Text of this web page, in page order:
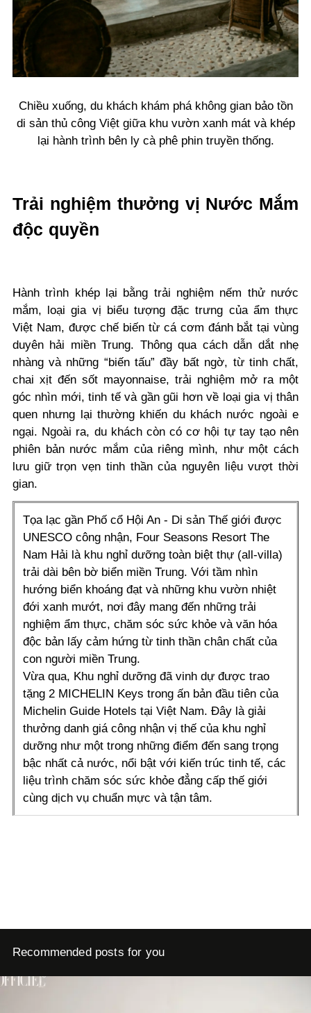
Chiều xuống, du khách khám phá không gian bảo tồn
di sản thủ công Việt giữa khu vườn xanh mát và khép
lại hành trình bên ly cà phê phin truyền thống.
Trải nghiệm thưởng vị Nước Mắm
độc quyền
Hành trình khép lại bằng trải nghiệm nếm thử nước
mắm, loại gia vị biểu tượng đặc trưng của ẩm thực
Việt Nam, được chế biến từ cá cơm đánh bắt tại vùng
duyên hải miền Trung. Thông qua cách dẫn dắt nhẹ
nhàng và những “biến tấu” đầy bất ngờ, từ tinh chất,
chai xịt đến sốt mayonnaise, trải nghiệm mở ra một
góc nhìn mới, tinh tế và gần gũi hơn về loại gia vị thân
quen nhưng lại thường khiến du khách nước ngoài e
ngại. Ngoài ra, du khách còn có cơ hội tự tay tạo nên
phiên bản nước mắm của riêng mình, như một cách
lưu giữ trọn vẹn tinh thần của nguyên liệu vượt thời
gian.
Tọa lạc gần Phố cổ Hội An - Di sản Thế giới được
UNESCO công nhận, Four Seasons Resort The
Nam Hải là khu nghỉ dưỡng toàn biệt thự (all-villa)
trải dài bên bờ biển miền Trung. Với tầm nhìn
hướng biển khoáng đạt và những khu vườn nhiệt
đới xanh mướt, nơi đây mang đến những trải
nghiệm ẩm thực, chăm sóc sức khỏe và văn hóa
độc bản lấy cảm hứng từ tinh thần chân chất của
con người miền Trung.
Vừa qua, Khu nghỉ dưỡng đã vinh dự được trao
tặng 2 MICHELIN Keys trong ấn bản đầu tiên của
Michelin Guide Hotels tại Việt Nam. Đây là giải
thưởng danh giá công nhận vị thế của khu nghỉ
dưỡng như một trong những điểm đến sang trọng
bậc nhất cả nước, nổi bật với kiến trúc tinh tế, các
liệu trình chăm sóc sức khỏe đẳng cấp thế giới
cùng dịch vụ chuẩn mực và tận tâm.
Recommended posts for you